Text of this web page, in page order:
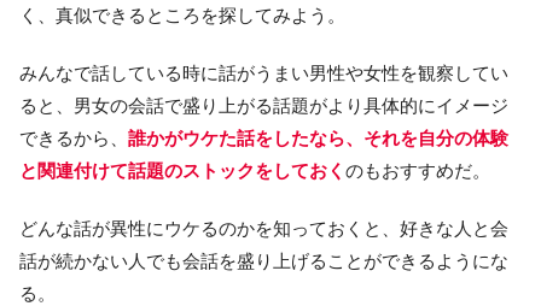
く、真似できるところを探してみよう。
みんなで話している時に話がうまい男性や女性を観察してい
ると、男女の会話で盛り上がる話題がより具体的にイメージ
できるから、 誰かがウケた話をしたなら、それを自分の体験
と関連付けて話題のストックをしておく のもおすすめだ。
どんな話が異性にウケるのかを知っておくと、好きな人と会
話が続かない人でも会話を盛り上げることができるようにな
る。